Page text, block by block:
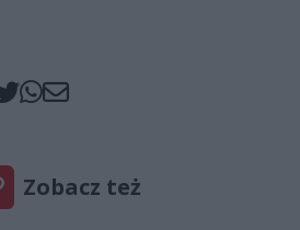
Zobacz też